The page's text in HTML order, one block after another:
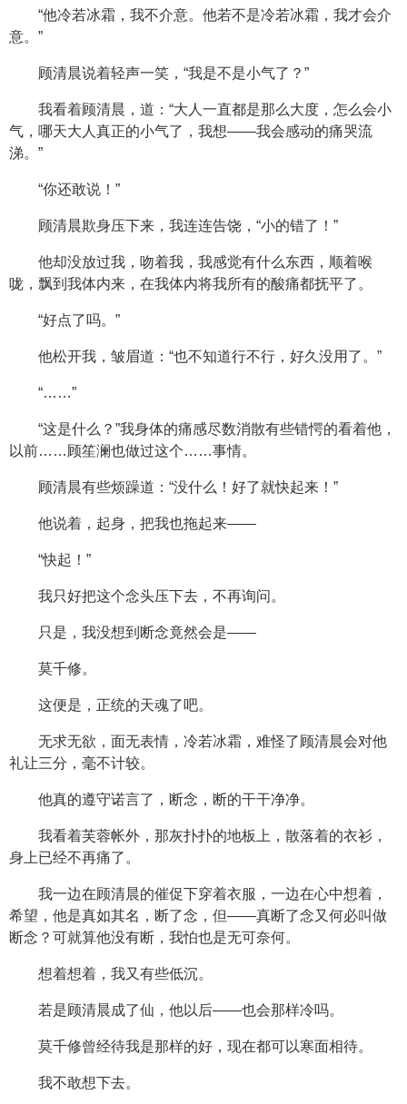
“他冷若冰霜，我不介意。他若不是冷若冰霜，我才会介
意。”
顾清晨说着轻声一笑，“我是不是小气了？”
我看着顾清晨，道：“大人一直都是那么大度，怎么会小
气，哪天大人真正的小气了，我想——我会感动的痛哭流
涕。”
“你还敢说！”
顾清晨欺身压下来，我连连告饶，“小的错了！”
他却没放过我，吻着我，我感觉有什么东西，顺着喉
咙，飘到我体内来，在我体内将我所有的酸痛都抚平了。
“好点了吗。”
他松开我，皱眉道：“也不知道行不行，好久没用了。”
“……”
“这是什么？”我身体的痛感尽数消散有些错愕的看着他，
以前……顾笙澜也做过这个……事情。
顾清晨有些烦躁道：“没什么！好了就快起来！”
他说着，起身，把我也拖起来——
“快起！”
我只好把这个念头压下去，不再询问。
只是，我没想到断念竟然会是——
莫千修。
这便是，正统的天魂了吧。
无求无欲，面无表情，冷若冰霜，难怪了顾清晨会对他
礼让三分，毫不计较。
他真的遵守诺言了，断念，断的干干净净。
我看着芙蓉帐外，那灰扑扑的地板上，散落着的衣衫，
身上已经不再痛了。
我一边在顾清晨的催促下穿着衣服，一边在心中想着，
希望，他是真如其名，断了念，但——真断了念又何必叫做
断念？可就算他没有断，我怕也是无可奈何。
想着想着，我又有些低沉。
若是顾清晨成了仙，他以后——也会那样冷吗。
莫千修曾经待我是那样的好，现在都可以寒面相待。
我不敢想下去。